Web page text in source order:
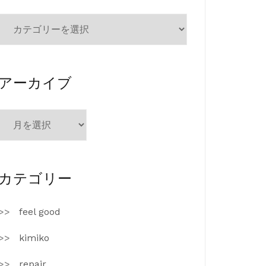
ー
アーカイブ
ブ
カテゴリー
feel good
kimiko